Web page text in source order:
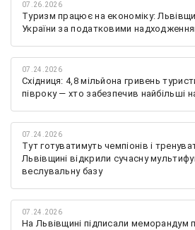
07.26.2026
Туризм працює на економіку:
України за податковими
07.24.2026
Східниця: 4,8 мільйона гривень
півроку — хто забезпечив найбільші
07.24.2026
Тут готуватимуть чемпіонів і
Львівщині відкрили сучасну
веслувальну базу
07.24.2026
На Львівщині підписали меморандум